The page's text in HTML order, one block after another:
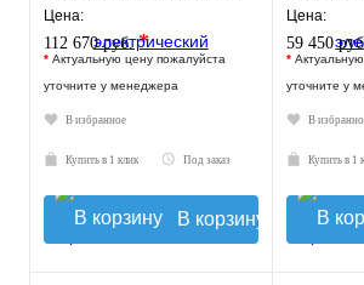
ТЭН 42 кВт.
Цена:
112 670 руб.*
* Актуальную цену пожалуйста
уточните у менеджера
В избранное
Купить в 1 клик Под заказ
В корзину
ТЭН 24 кВт.
Цена:
59 450
*
уточните у
В
Купить в 1